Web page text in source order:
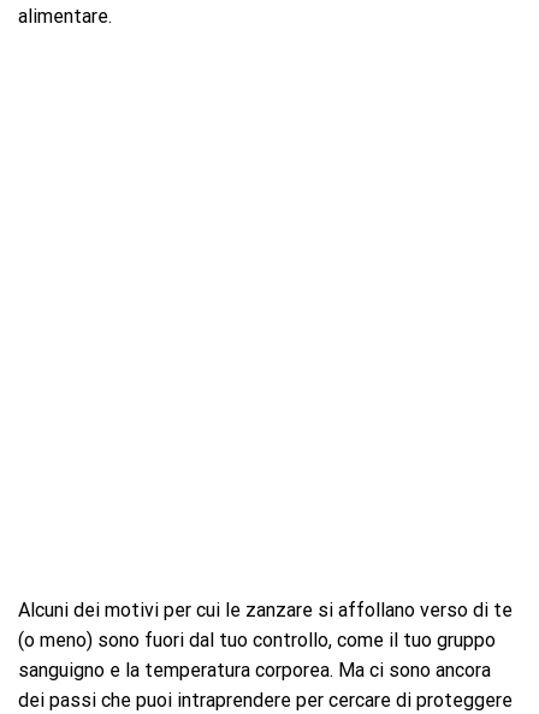
alimentare.
Alcuni dei motivi per cui le zanzare si affollano verso di te
(o meno) sono fuori dal tuo controllo, come il tuo gruppo
sanguigno e la temperatura corporea. Ma ci sono ancora
dei passi che puoi intraprendere per cercare di proteggere